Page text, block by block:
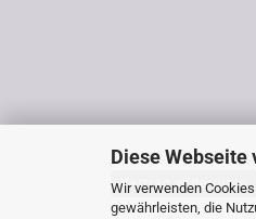
Diese Webseite
Wir verwenden
gewährleisten, die
Vertrag widerrufen